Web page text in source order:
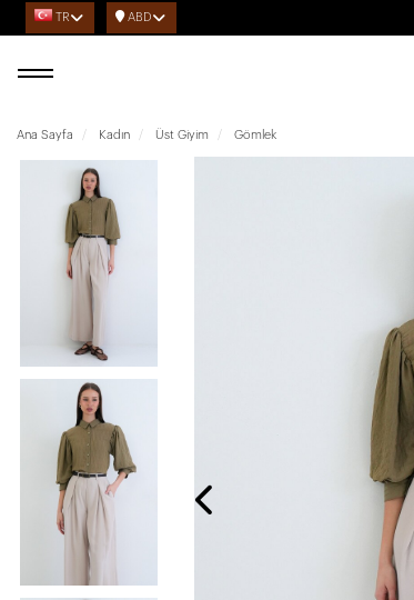
TR ABD
Ana Sayfa Kadın Üst Giyim Gömlek